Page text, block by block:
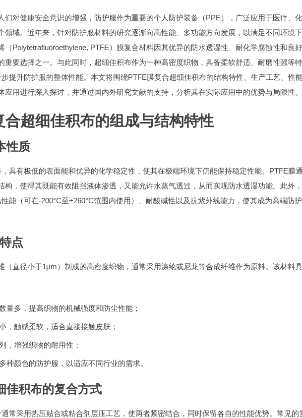
们对健康安全意识的增强，防护服作为重要的个人防护装备（PPE），广泛应用于医疗、化
领域。近年来，针对防护服材料的研究逐渐向高性能、多功能方向发展，以满足不同环境
（Polytetrafluoroethylene, PTFE）膜复合材料因其优异的防水透湿性、耐化学腐蚀性和良
重要选择之一。与此同时，超细佳积布作为一种高密度织物，具备柔软舒适、耐磨性强等特
提升防护服的整体性能。本文将围绕PTFE膜复合超细佳积布的结构特性、生产工艺、性
应用进行深入探讨，并通过国内外研究文献的支持，分析其在实际应用中的优势与局限性。
合超细佳积布的组成与结构特性
性质
具有极低的表面能和优异的化学稳定性，使其在极端环境下仍能保持稳定性能。PTFE膜
构，使得其既能有效阻挡液体渗透，又能允许水蒸气透过，从而实现防水透湿功能。此外，
能（可在-200°C至+260°C范围内使用）、耐酸碱性以及抗紫外线能力，使其成为高端防
点
（直径小于1μm）制成的高密度织物，通常采用涤纶或尼龙等合成纤维作为原料。该材料
量多，提高织物的机械强度和防尘性能；
，触感柔软，适合直接接触皮肤；
，增强织物的耐用性；
种颜色的防护服，以适应不同行业的需求。
佳积布的复合方式
常采用热压贴合或粘合剂层压工艺，使两者紧密结合，同时保留各自的性能优势。常见的